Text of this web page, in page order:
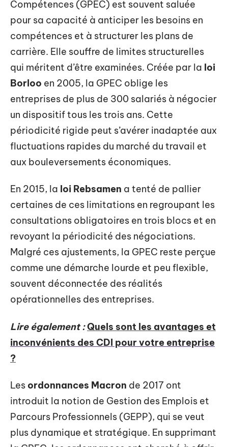
Compétences (GPEC) est souvent saluée
pour sa capacité à anticiper les besoins en
compétences et à structurer les plans de
carrière. Elle souffre de limites structurelles
qui méritent d’être examinées. Créée par la loi
Borloo en 2005, la GPEC oblige les
entreprises de plus de 300 salariés à négocier
un dispositif tous les trois ans. Cette
périodicité rigide peut s’avérer inadaptée aux
fluctuations rapides du marché du travail et
aux bouleversements économiques.
En 2015, la loi Rebsamen a tenté de pallier
certaines de ces limitations en regroupant les
consultations obligatoires en trois blocs et en
revoyant la périodicité des négociations.
Malgré ces ajustements, la GPEC reste perçue
comme une démarche lourde et peu flexible,
souvent déconnectée des réalités
opérationnelles des entreprises.
Lire également :Quels sont les avantages et
inconvénients des CDI pour votre entreprise
?
Les ordonnances Macron de 2017 ont
introduit la notion de Gestion des Emplois et
Parcours Professionnels (GEPP), qui se veut
plus dynamique et stratégique. En supprimant